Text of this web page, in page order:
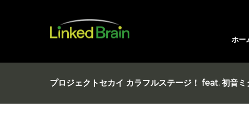
ホー
プロジェクトセカイ カラフルステージ！ feat. 初音ミ